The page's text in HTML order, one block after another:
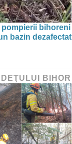
pompierii bihoreni
bazin dezafectat
BIHOR